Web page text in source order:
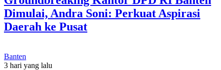
Dimulai, Andra Soni: Perkuat Aspirasi
Daerah ke Pusat
Banten
3 hari yang lalu